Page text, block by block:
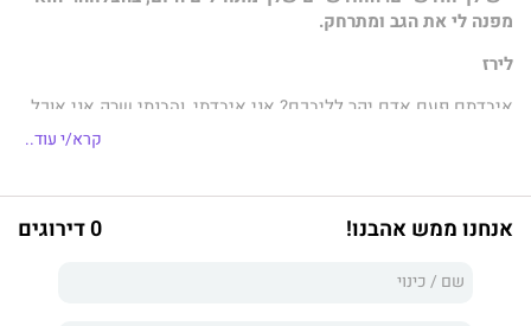
מפנה לי את הגב ומתרחק.
לירז
איבדתם פעם אדם יקר לליבכם? אני איבדתי, והבנתי שרק אני אוכל
למצוא את האשם. התחלתי עבודה חדשה, הכרתי חברים, אבל לא
יכולתי לבטוח באף אחד כי שום דבר מזה לא היה אמיתי. הדבר
להיגמר. האם אצליח במשימה?
אני רגיל לעולם של סודות, אני חי בו שנים. מנווט לפעמים החוצה אל
קרא/י עוד..
אנחנו ממש אהבנו! 0 דירוגים